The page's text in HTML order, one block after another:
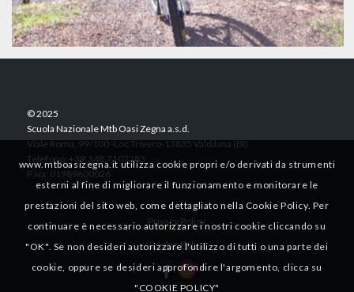
© 2025
Scuola Nazionale Mtb Oasi Zegna a.s.d.
Viale Roma, 99/100 -Loc.Trivero-13835 Valdilana (BI)
Telefono: +39.348.7107283
P.iva: 01989600026
Privacy Policy
Cookie Policy
www.mtboasizegna.it utilizza cookie propri e/o derivati da strumenti
esterni al fine di migliorare il funzionamento e monitorare le
prestazioni del sito web, come dettagliato nella Cookie Policy. Per
continuare è necessario autorizzare i nostri cookie cliccando su
"OK". Se non desideri autorizzare l'utilizzo di tutti o una parte dei
cookie, oppure se desideri approfondire l'argomento, clicca su
"COOKIE POLICY"